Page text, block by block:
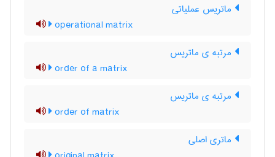
ماتریس عملیاتی
operational matrix
مرتبه ی ماتریس
order of a matrix
مرتبه ی ماتریس
order of matrix
ماتری اصلی